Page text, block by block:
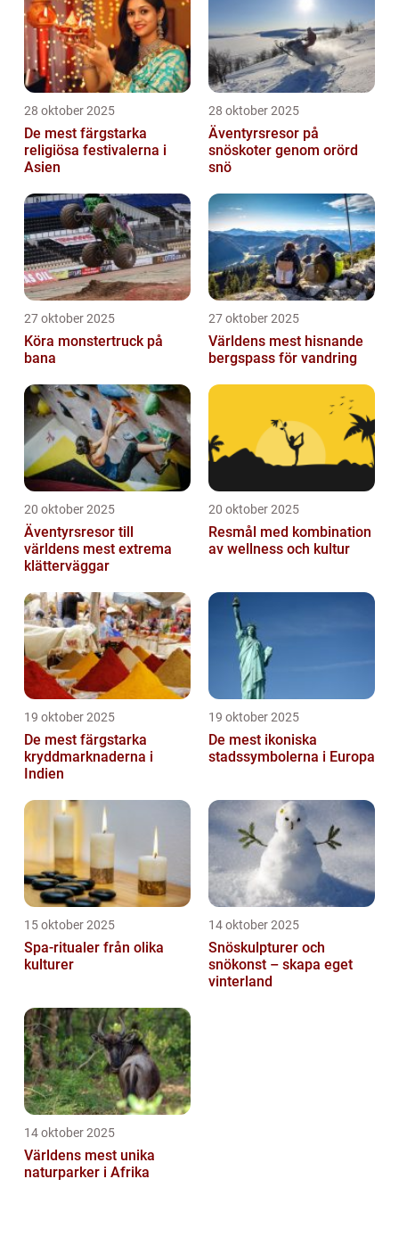
28 oktober 2025
De mest färgstarka
religiösa festivalerna i
Asien
28 oktober 2025
Äventyrsresor på
snöskoter genom orörd
snö
27 oktober 2025
Köra monstertruck på
bana
27 oktober 2025
Världens mest hisnande
bergspass för vandring
20 oktober 2025
Äventyrsresor till
världens mest extrema
klätterväggar
20 oktober 2025
Resmål med kombination
av wellness och kultur
19 oktober 2025
De mest färgstarka
kryddmarknaderna i
Indien
19 oktober 2025
De mest ikoniska
stadssymbolerna i Europa
15 oktober 2025
Spa-ritualer från olika
kulturer
14 oktober 2025
Snöskulpturer och
snökonst – skapa eget
vinterland
14 oktober 2025
Världens mest unika
naturparker i Afrika